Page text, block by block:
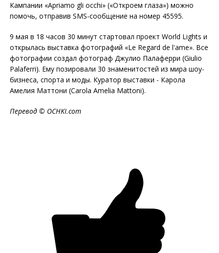
Кампании «Apriamo gli occhi» («Откроем глаза») можно
помочь, отправив SMS-сообщение на номер 45595.
9 мая в 18 часов 30 минут стартовал проект World Lights и
открылась выставка фотографий «Le Regard de l'аme». Все
фотографии создал фотограф Джулио Палаферри (Giulio
Palaferri). Ему позировали 30 знаменитостей из мира шоу-
бизнеса, спорта и моды. Куратор выставки - Карола
Амелия Маттони (Carola Amelia Mattoni).
Перевод © OCHKI.com